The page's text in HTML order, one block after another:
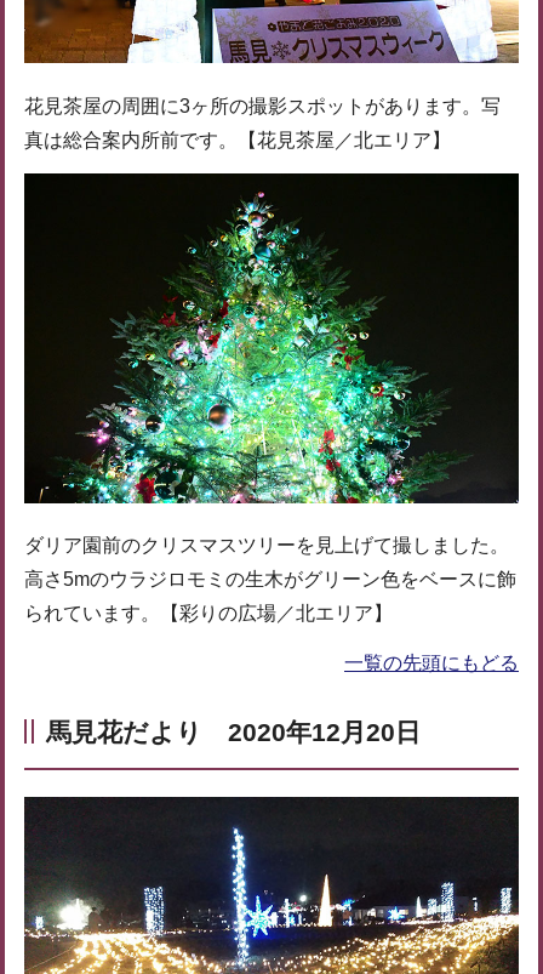
花見茶屋の周囲に3ヶ所の撮影スポットがあります。写
真は総合案内所前です。【花見茶屋／北エリア】
ダリア園前のクリスマスツリーを見上げて撮しました。
高さ5mのウラジロモミの生木がグリーン色をベースに飾
られています。【彩りの広場／北エリア】
一覧の先頭にもどる
馬見花だより 2020年12月20日